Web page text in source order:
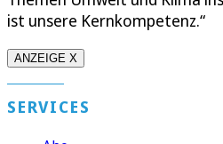
ist unsere Kernkompetenz.“
ANZEIGE X
SERVICES